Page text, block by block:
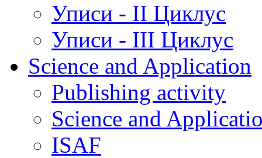
Уписи - II Циклус
Уписи - III Циклус
Science and Application
Publishing activity
Science and
ISAF